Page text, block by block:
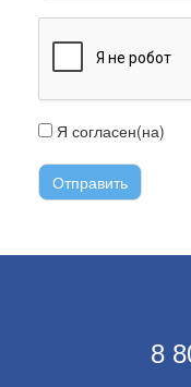
Я согласен(на)
8